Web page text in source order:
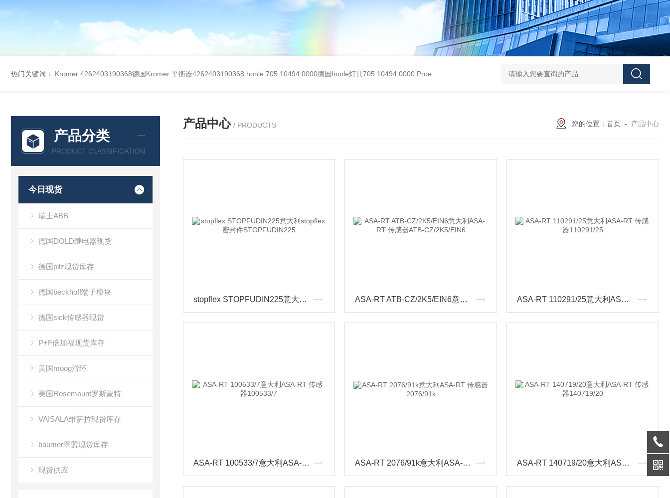
热门关键词： Kromer 4262403190368德国Kromer 平衡器4262403190368 honle 705 10494 0000德国honle灯具705 10494 0000 Proemion wireless 4001德国Proemion模块CANlink wireless 4001 asutec ASU-
产品分类
PRODUCT CLASSIFICATION
今日现货
瑞士ABB
德国DOLD继电器现货
德国pilz现货库存
德国beckhoff端子模块
德国sick传感器现货
P+F倍加福现货库存
美国moog滑环
美国Rosemount罗斯蒙特
VAISALA维萨拉现货库存
baumer堡盟现货库存
现货供应
产品中心 / PRODUCTS 您的位置： 首页 - 产品中心
stopflex STOPFUDIN225意大利stopflex密封件STOPFUDIN225 ASA-RT ATB-CZ/2K5/EIN6意大利ASA-RT 传感器ATB-CZ/2K5/EIN6 ASA-RT 110291/25意大利ASA-RT 传感器110291/25
ASA-RT 100533/7意大利ASA-RT 传感器100533/7 ASA-RT 2076/91k意大利ASA-RT 传感器2076/91k ASA-RT 140719/20意大利ASA-RT 传感器140719/20